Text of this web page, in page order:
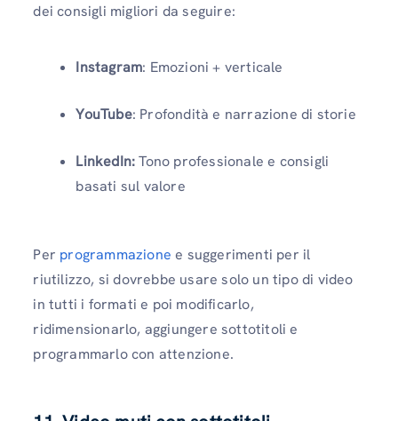
dei consigli migliori da seguire:
Instagram: Emozioni + verticale
YouTube: Profondità e narrazione di storie
LinkedIn:Tono professionale e consigli
basati sul valore
Per programmazione e suggerimenti per il
riutilizzo, si dovrebbe usare solo un tipo di video
in tutti i formati e poi modificarlo,
ridimensionarlo, aggiungere sottotitoli e
programmarlo con attenzione.